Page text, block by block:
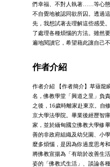
們幸福、不對人執著……等心
不自覺地被認同欲所囚。透過
先，我想試著去理解這些感受
了處理各種煩惱的方法。雖然
遍地閱讀它，希望藉此讓自己不
作者介紹
作者介紹 【作者簡介】草薙龍
名，佛教學堂「興道之里」負
之後，16歲時離家赴東京。自
京大學法學院。畢業後經歷智
家，並於緬甸國立佛教大學修
善的非政府組織及幼兒園、小
麼多煩惱，是因為你過度思考
將佛教宣揚為「有助於改善生
姿的「佛教式生活」、談論各